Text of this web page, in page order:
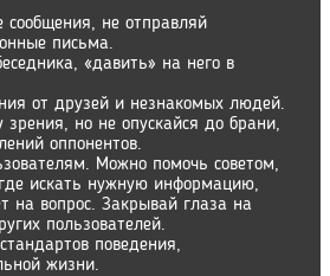
сообщения, не отправляй
письма.
«давить» на него в
от друзей и незнакомых людей.
зрения, но не опускайся до брани,
оппонентов.
Можно помочь советом,
искать нужную информацию,
на вопрос. Закрывай глаза на
пользователей.
поведения,
жизни.